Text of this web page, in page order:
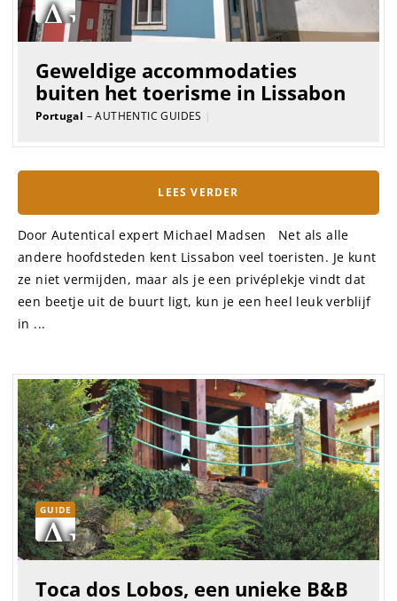
Geweldige accommodaties
buiten het toerisme in Lissabon
Portugal – AUTHENTIC GUIDES |
LEES VERDER
Door Autentical expert Michael Madsen Net als alle
andere hoofdsteden kent Lissabon veel toeristen. Je kunt
ze niet vermijden, maar als je een privéplekje vindt dat
een beetje uit de buurt ligt, kun je een heel leuk verblijf
in ...
GUIDE
Toca dos Lobos, een unieke B&B